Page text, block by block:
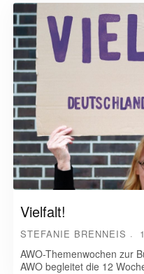
Vielfalt!
STEFANIE BRENNEIS
AWO-Themenwochen zur
AWO begleitet die 12